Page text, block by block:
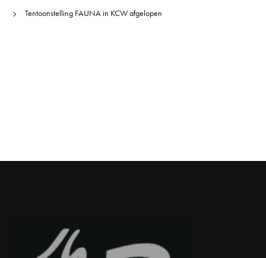
Tentoonstelling FAUNA in KCW afgelopen